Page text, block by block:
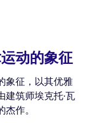
动的象征
象征，以其优雅
建筑师埃克托·瓦
作。